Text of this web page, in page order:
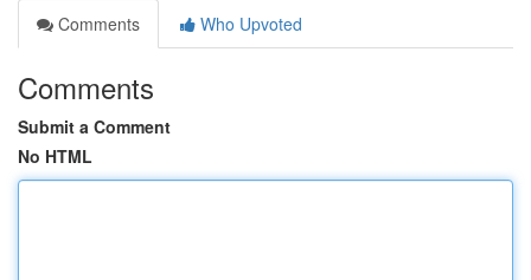
Comments
Who Upvoted
Comments
Submit a Comment
No HTML